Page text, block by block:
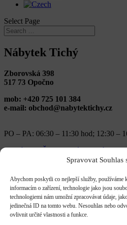
Spravovat Souhlas
Abychom poskytli co nejlepší služby, používáme
informacím o zařízení, technologie jako jsou
technologiemi nám umožní zpracovávat údaje,
jedinečná ID na tomto webu. Nesouhlas nebo
ovlivnit určité vlastnosti a funkce.
Select Page
Nábytek Tichý
Zborovská 398
517 73 Opočno
mob: +420 725 101 384
e-mail: obchod@nabytektichy.cz
PO – PA: 06:30 – 11:30 hod; 12:30 –
←Nábytek ŠUBRT Nábytkové
Posted on
December 5, 2022